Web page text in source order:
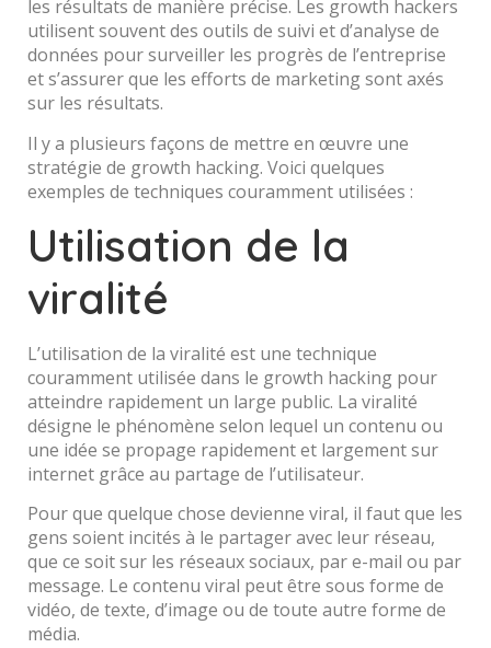
les résultats de manière précise. Les growth hackers
utilisent souvent des outils de suivi et d’analyse de
données pour surveiller les progrès de l’entreprise
et s’assurer que les efforts de marketing sont axés
sur les résultats.
Il y a plusieurs façons de mettre en œuvre une
stratégie de growth hacking. Voici quelques
exemples de techniques couramment utilisées :
Utilisation de la
viralité
L’utilisation de la viralité est une technique
couramment utilisée dans le growth hacking pour
atteindre rapidement un large public. La viralité
désigne le phénomène selon lequel un contenu ou
une idée se propage rapidement et largement sur
internet grâce au partage de l’utilisateur.
Pour que quelque chose devienne viral, il faut que les
gens soient incités à le partager avec leur réseau,
que ce soit sur les réseaux sociaux, par e-mail ou par
message. Le contenu viral peut être sous forme de
vidéo, de texte, d’image ou de toute autre forme de
média.